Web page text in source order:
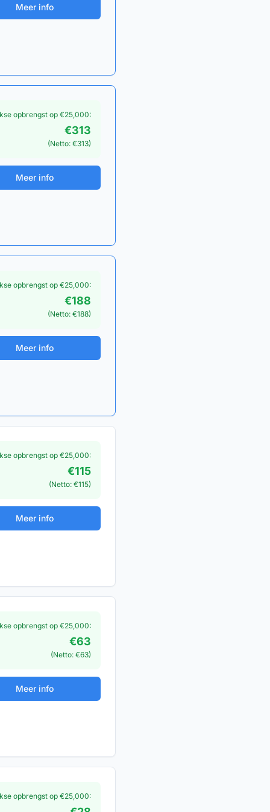
Meer info
opbrengst op €25,000:
€313
(Netto: €313)
Meer info
opbrengst op €25,000:
€188
(Netto: €188)
Meer info
opbrengst op €25,000:
€115
(Netto: €115)
Meer info
opbrengst op €25,000:
€63
(Netto: €63)
Meer info
opbrengst op €25,000: